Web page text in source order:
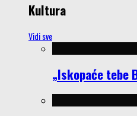
Kultura
Vidi sve
„Iskopaće tebe